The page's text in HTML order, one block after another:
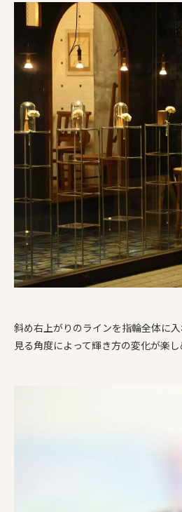
斜め右上がりのラインを指輪全体に入
見る角度によって輝き方の変化が楽